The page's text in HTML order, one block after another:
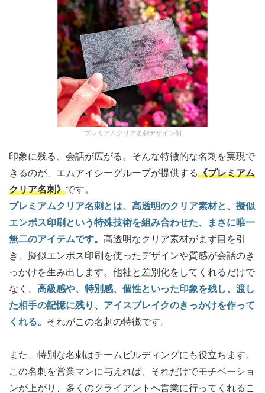
プレミアムクリア名刺デザイン例
印象に残る、会話が広がる。そんな特徴的な名刺を実現で
きるのが、エムアイシーグループが提供する《プレミアム
クリア名刺》です。
プレミアムクリア名刺とは、高透明のクリア素材と、擬似
エンボス印刷という特殊技術を組み合わせた、まさに唯一
無二のアイテムです。 高透明なクリア素材がまず目を引
き、擬似エンボス印刷を使ったデザインや質感が会話のき
っかけを生み出します。他社と差別化をしてくれるだけで
なく、 高級感や、特別感、個性といった印象を残し、渡し
た相手の記憶に残り、アイスブレイクのきっかけを作って
くれる。 それがこの名刺の特徴です。
また、特別な名刺はチームビルディングにも役立ちます。
この名刺を営業マンに与えれば、それだけでモチベーショ
ンが上がり、多くのクライアントへ営業に行ってくれるこ